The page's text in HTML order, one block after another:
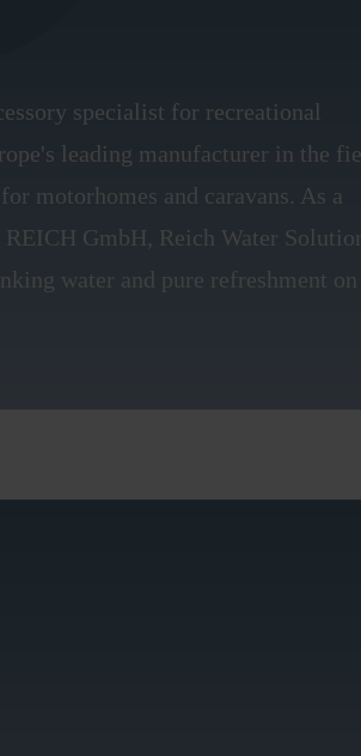
specialist for recreational
leading manufacturer in the
motorhomes and caravans. As a
GmbH, Reich Water
water and pure refreshment on